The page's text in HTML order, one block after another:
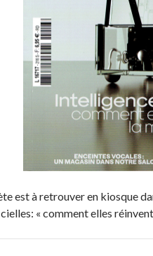
est à retrouver en kiosque
« comment elles